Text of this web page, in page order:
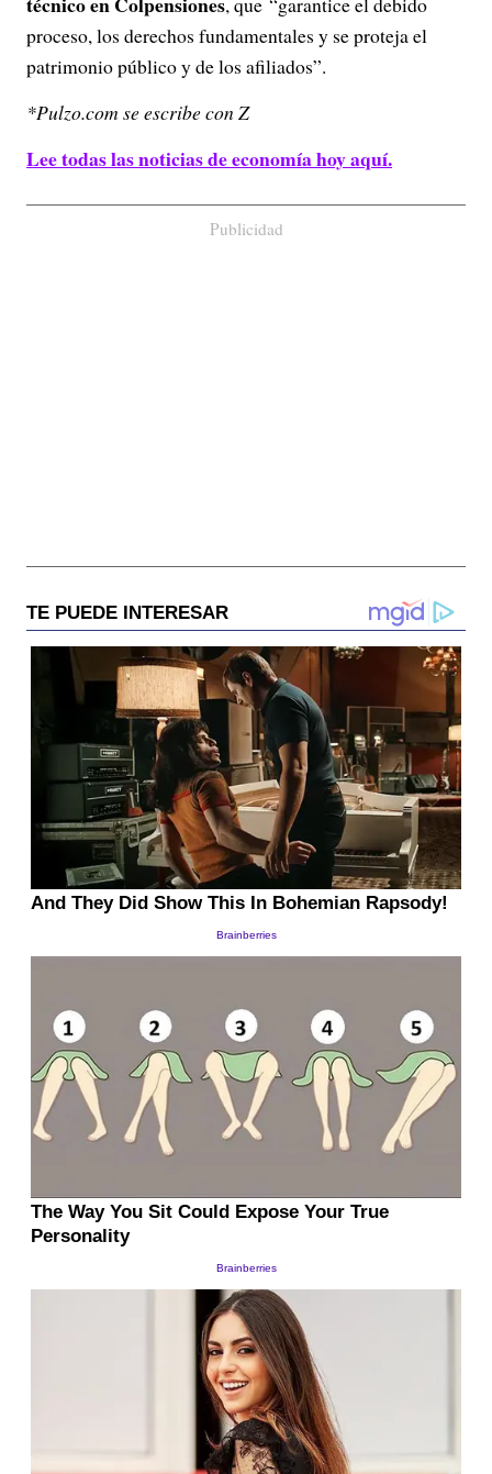
proceso, los derechos fundamentales y se proteja el
patrimonio público y de los afiliados”.
*Pulzo.com se escribe con Z
Lee todas las noticias de economía hoy aquí.
Publicidad